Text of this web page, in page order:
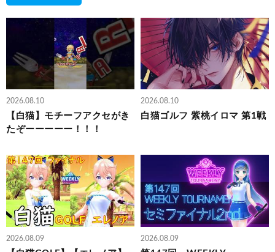
2026.08.10
【白猫】モチーフアクセがき
たぞーーーーー！！！
2026.08.10
白猫ゴルフ 紫桃イロマ 第1戦
2026.08.09 2026.08.09